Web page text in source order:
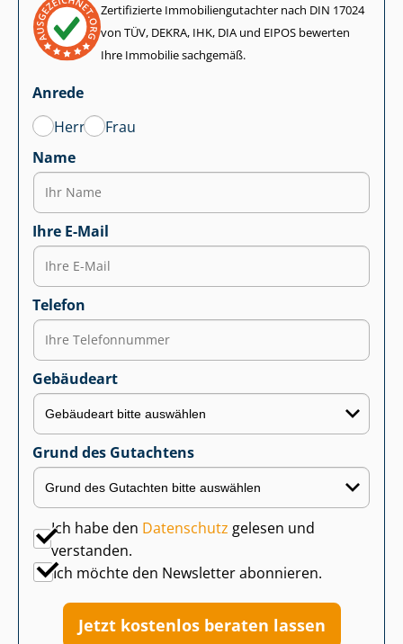
Zertifizierte Im­mo­bi­li­en­gut­ach­ter nach DIN 17024
von TÜV, DEKRA, IHK, DIA und EIPOS bewerten
Ihre Immobilie sachgemäß.
Anrede
Herr
Frau
Name
Ihre E-Mail
Telefon
Gebäudeart
Grund des Gutachtens
Ich habe den Datenschutz gelesen und
verstanden.
Ich möchte den Newsletter abonnieren.
Jetzt kostenlos beraten lassen